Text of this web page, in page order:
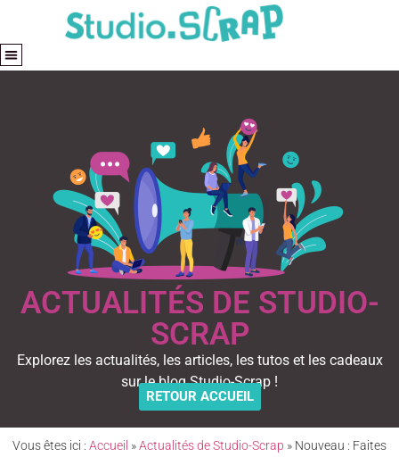
ACTUALITÉS DE STUDIO-
SCRAP
Explorez les actualités, les articles, les tutos et les cadeaux
sur le blog Studio-Scrap !
RETOUR ACCUEIL
Vous êtes ici : Accueil »Actualités de Studio-Scrap » Nouveau : Faites